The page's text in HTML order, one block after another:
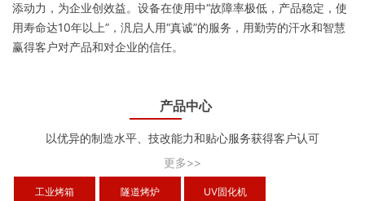
添动力，为企业创效益。设备在使用中“故障率极低，产品稳定，使
用寿命达10年以上”，汎启人用“真诚”的服务，用勤劳的汗水和智慧
赢得客户对产品和对企业的信任。
产品中心
以优异的制造水平、技改能力和贴心服务获得客户认可
更多>>
工业烤箱 隧道烤炉 UV固化机